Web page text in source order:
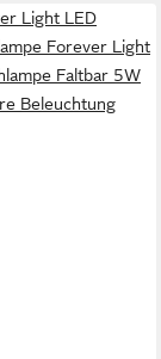
Light LED
Forever Light
Faltbar 5W
Beleuchtung